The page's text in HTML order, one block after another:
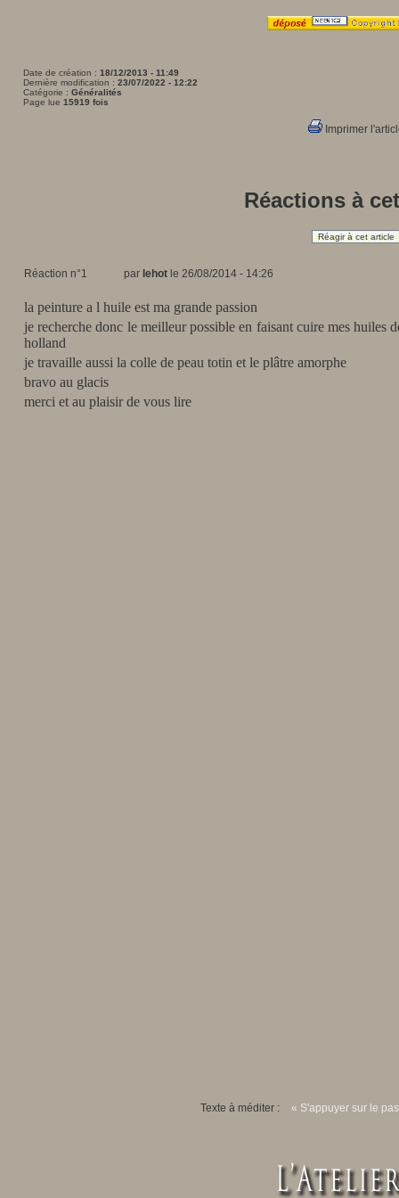
Date de création : 18/12/2013 - 11:49
Dernière modification : 23/07/2022 - 12:22
Catégorie : Généralités
Page lue 15919 fois
Imprimer
Réactions à
Réagir à cet article
Réaction n°1 par lehot le 26/08/2014 - 14:26
la peinture a l huile est ma grande passion
je recherche donc le meilleur possible en faisant cuire mes huiles
holland
je travaille aussi la colle de peau totin et le plâtre amorphe
bravo au glacis
merci et au plaisir de vous lire
Texte à méditer : « S'appuyer sur le